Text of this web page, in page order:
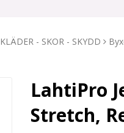
KLÄDER - SKOR - SKYDD
LahtiPro
Stretch,